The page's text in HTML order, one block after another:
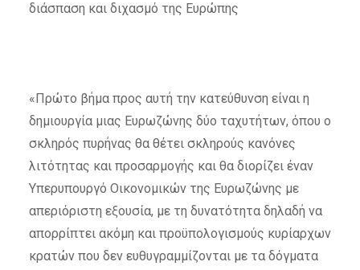
διάσπαση και διχασμό της Ευρώπης
«Πρώτο βήμα προς αυτή την κατεύθυνση είναι η
δημιουργία μιας Ευρωζώνης δύο ταχυτήτων, όπου ο
σκληρός πυρήνας θα θέτει σκληρούς κανόνες
λιτότητας και προσαρμογής και θα διορίζει έναν
Υπερυπουργό Οικονομικών της Ευρωζώνης με
απεριόριστη εξουσία, με τη δυνατότητα δηλαδή να
απορρίπτει ακόμη και προϋπολογισμούς κυρίαρχων
κρατών που δεν ευθυγραμμίζονται με τα δόγματα